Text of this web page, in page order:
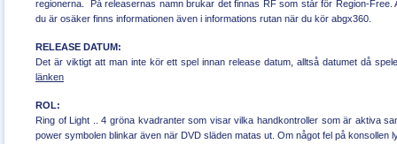
regionerna. På releasernas namn brukar det finnas RF som står för Region-
du är osäker finns informationen även i informations rutan när du kör abgx360.
RELEASE DATUM:
Det är viktigt att man inte kör ett spel innan release datum, alltså datumet då
länken
ROL:
Ring of Light .. 4 gröna kvadranter som visar vilka handkontroller som är aktiva
power symbolen blinkar även när DVD släden matas ut. Om något fel på konsollen